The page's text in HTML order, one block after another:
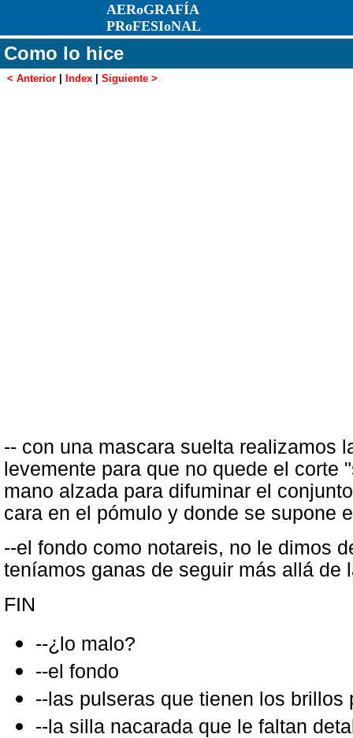
AERoGRAFÍA
PRoFESIoNAL
Como lo hice
< Anterior Index Siguiente >
-- con una mascara suelta realizamos
levemente para que no quede el corte
mano alzada para difuminar el
cara en el pómulo y donde se supone
--el fondo como notareis, no le dimos
teníamos ganas de seguir más allá de
FIN
--¿lo malo?
--el fondo
--las pulseras que tienen los brillos
--la silla nacarada que le faltan